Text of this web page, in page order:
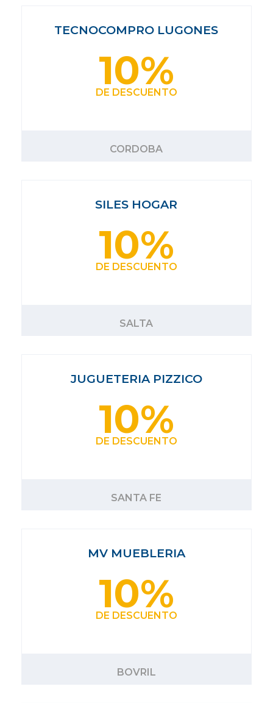
TECNOCOMPRO LUGONES
10%
DE DESCUENTO
CORDOBA
SILES HOGAR
10%
DE DESCUENTO
SALTA
JUGUETERIA PIZZICO
10%
DE DESCUENTO
SANTA FE
MV MUEBLERIA
10%
DE DESCUENTO
BOVRIL